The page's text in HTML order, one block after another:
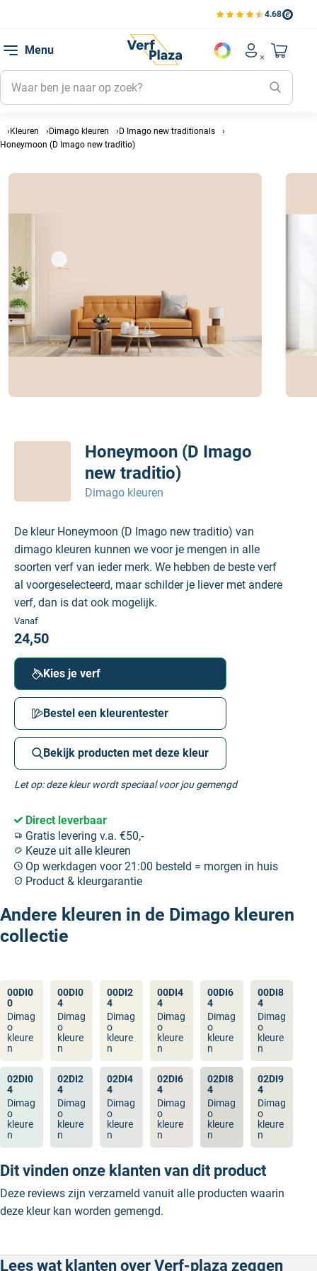
4.68
Bekijk de verfplaza
Menu
Account
Mijn
Mijn
Mijn
Naar
Kleuren Dimago kleuren
D Imago new traditionals
Honeymoon (D Imago new traditio)
Honeymoon (D Imago
new traditio)
Dimago kleuren
De kleur Honeymoon (D Imago new traditio) van
dimago kleuren kunnen we voor je mengen in alle
soorten verf van ieder merk. We hebben de beste verf
al voorgeselecteerd, maar schilder je liever met andere
verf, dan is dat ook mogelijk.
Vanaf
24,50
Kies je verf
Bestel een kleurentester
Bekijk producten met deze kleur
Let op: deze kleur wordt speciaal voor jou gemengd
Direct leverbaar
Gratis levering v.a. €50,-
Keuze uit alle kleuren
Op werkdagen voor 21:00 besteld = morgen in huis
Product & kleurgarantie
Andere kleuren in de Dimago kleuren
collectie
00DI0
0
Dimag
o
kleure
n
00DI0
4
Dimag
o
kleure
n
00DI2
4
Dimag
o
kleure
n
00DI4
4
Dimag
o
kleure
n
00DI6
4
Dimag
o
kleure
n
00DI8
4
Dimag
o
kleure
n
02DI0
4
Dimag
o
kleure
n
02DI2
4
Dimag
o
kleure
n
02DI4
4
Dimag
o
kleure
n
02DI6
4
Dimag
o
kleure
n
02DI8
4
Dimag
o
kleure
n
02DI9
4
Dimag
o
kleure
n
Dit vinden onze klanten van dit product
Deze reviews zijn verzameld vanuit alle producten waarin
deze kleur kan worden gemengd.
Lees wat klanten over Verf-plaza zeggen